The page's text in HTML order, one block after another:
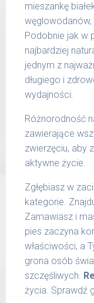
mieszankę
Podobnie jak w
najbardziej
jednym z
długiego i
wydajności.
Różnorodność
zawierające
zwierzęciu, aby
aktywne życie.
Zgłębiasz w
kategorie.
Zamawiasz i
pies zaczyna
właściwości, a
grona osób
szczęśliwych.
życia. Sprawdź